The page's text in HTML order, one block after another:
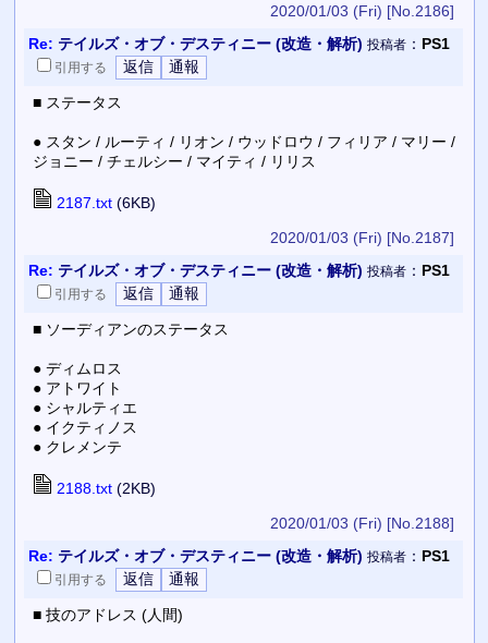
2020/01/03 (Fri) [No.2186]
Re: テイルズ・オブ・デスティニー (改造・解析) 投稿者： PS1
引用する
■ ステータス
● スタン / ルーティ / リオン / ウッドロウ / フィリア / マリー /
ジョニー / チェルシー / マイティ / リリス
2187.txt(6KB)
2020/01/03 (Fri) [No.2187]
Re: テイルズ・オブ・デスティニー (改造・解析) 投稿者： PS1
引用する
■ ソーディアンのステータス
● ディムロス
● アトワイト
● シャルティエ
● イクティノス
● クレメンテ
2188.txt(2KB)
2020/01/03 (Fri) [No.2188]
Re: テイルズ・オブ・デスティニー (改造・解析) 投稿者： PS1
引用する
■ 技のアドレス (人間)